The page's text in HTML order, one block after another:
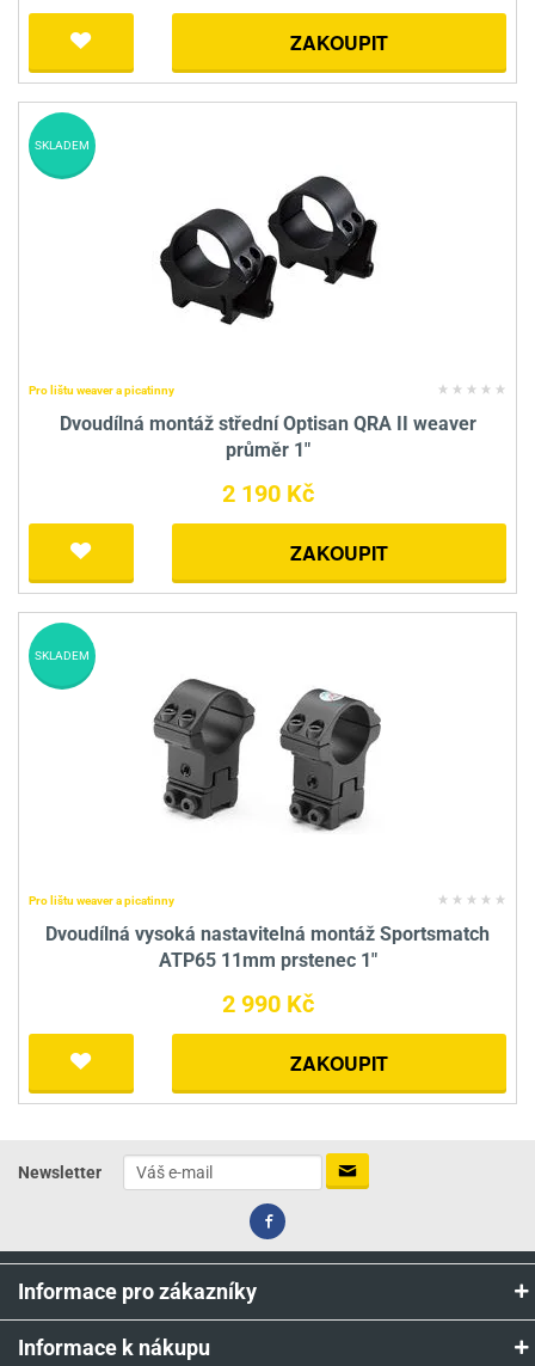
ZAKOUPIT
Pro lištu weaver a picatinny
Dvoudílná montáž střední Optisan QRA II weaver
průměr 1"
2 190 Kč
ZAKOUPIT
SKLADEM
Pro lištu weaver a picatinny
Dvoudílná vysoká nastavitelná montáž Sportsmatch
ATP65 11mm prstenec 1"
2 990 Kč
ZAKOUPIT
SKLADEM
Newsletter
Informace pro zákazníky
Informace k nákupu